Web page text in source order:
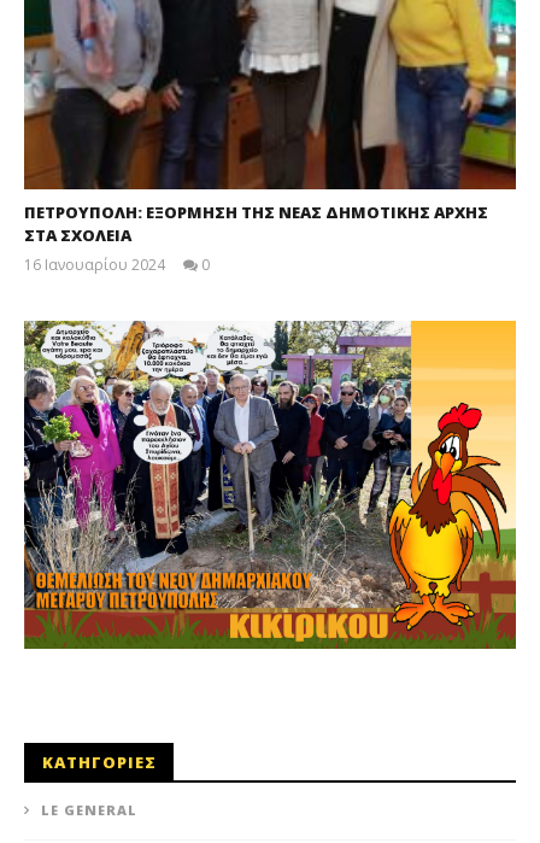
ΠΕΤΡΟΥΠΟΛΗ: ΕΞΟΡΜΗΣΗ ΤΗΣ ΝΕΑΣ ΔΗΜΟΤΙΚΗΣ ΑΡΧΗΣ
ΣΤΑ ΣΧΟΛΕΙΑ
16 Ιανουαρίου 2024
0
ΚΑΤΗΓΟΡΙΕΣ
LE GENERAL